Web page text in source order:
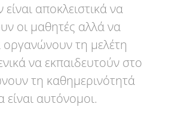
αποκλειστικά να
οι μαθητές αλλά να
τη μελέτη
να εκπαιδευτούν στο
τη καθημερινότητά
είναι αυτόνομοι.